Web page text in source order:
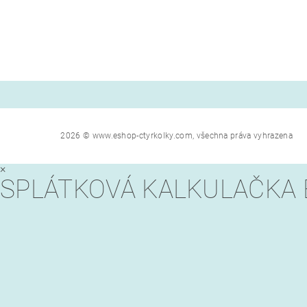
2026 © www.eshop-ctyrkolky.com, všechna práva vyhrazena
×
SPLÁTKOVÁ KALKULAČKA